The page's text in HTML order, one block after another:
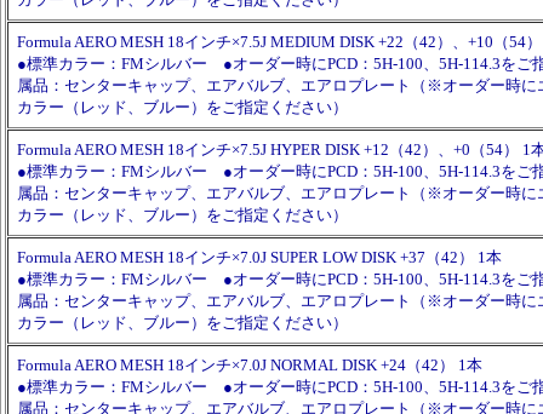
Formula AERO MESH 18インチ×7.5J MEDIUM DISK +22（42）、+10（54
●標準カラー：FMシルバー ●オーダー時にPCD：5H-100、5H-114.3を
属品：センターキャップ、エアバルブ、エアロプレート（※オーダー時に
カラー（レッド、ブルー）をご指定ください）
Formula AERO MESH 18インチ×7.5J HYPER DISK +12（42）、+0（54） 1
●標準カラー：FMシルバー ●オーダー時にPCD：5H-100、5H-114.3を
属品：センターキャップ、エアバルブ、エアロプレート（※オーダー時に
カラー（レッド、ブルー）をご指定ください）
Formula AERO MESH 18インチ×7.0J SUPER LOW DISK +37（42） 1本
●標準カラー：FMシルバー ●オーダー時にPCD：5H-100、5H-114.3を
属品：センターキャップ、エアバルブ、エアロプレート（※オーダー時に
カラー（レッド、ブルー）をご指定ください）
Formula AERO MESH 18インチ×7.0J NORMAL DISK +24（42） 1本
●標準カラー：FMシルバー ●オーダー時にPCD：5H-100、5H-114.3を
属品：センターキャップ、エアバルブ、エアロプレート（※オーダー時に